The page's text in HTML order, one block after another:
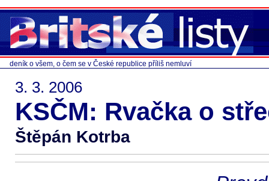
deník o všem, o čem se v České republice příliš nemluví
3. 3. 2006
KSČM: Rvačka o
Štěpán Kotrba